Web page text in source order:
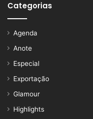
Categorias
Agenda
Anote
Especial
Exportação
Glamour
Highlights